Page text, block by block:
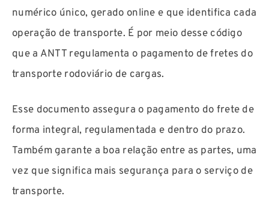
numérico único, gerado online e que identifica cada
operação de transporte. É por meio desse código
que a ANTT regulamenta o pagamento de fretes do
transporte rodoviário de cargas.
Esse documento assegura o pagamento do frete de
forma integral, regulamentada e dentro do prazo.
Também garante a boa relação entre as partes, uma
vez que significa mais segurança para o serviço de
transporte.